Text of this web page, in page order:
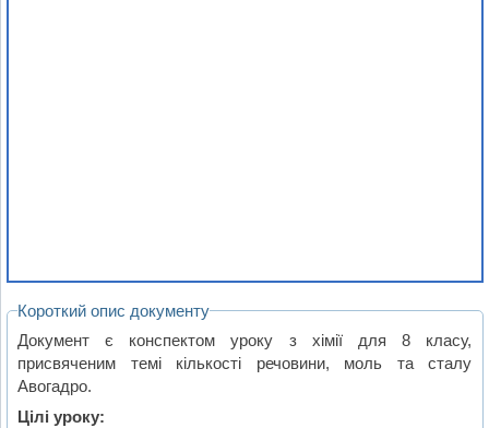
Короткий опис документу
Документ є конспектом уроку з хімії для 8 класу,
присвяченим темі кількості речовини, моль та сталу
Авогадро.
Цілі уроку: